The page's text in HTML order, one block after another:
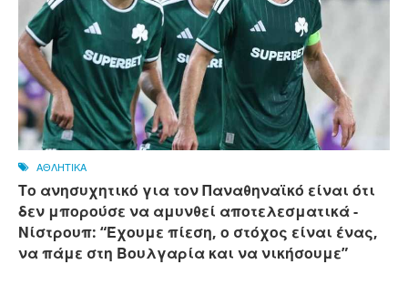
ΑΘΛΗΤΙΚΑ
Το ανησυχητικό για τον Παναθηναϊκό είναι ότι
δεν μπορούσε να αμυνθεί αποτελεσματικά -
Νίστρουπ: “Έχουμε πίεση, ο στόχος είναι ένας,
να πάμε στη Βουλγαρία και να νικήσουμε”